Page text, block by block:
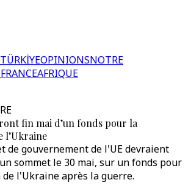
TÜRKİYEOPINIONSNOTRE
FRANCEAFRIQUE
fin mai d’un fonds pour la
l’Ukraine
de gouvernement de l'UE devraient
sommet le 30 mai, sur un fonds pour
l'Ukraine après la guerre.